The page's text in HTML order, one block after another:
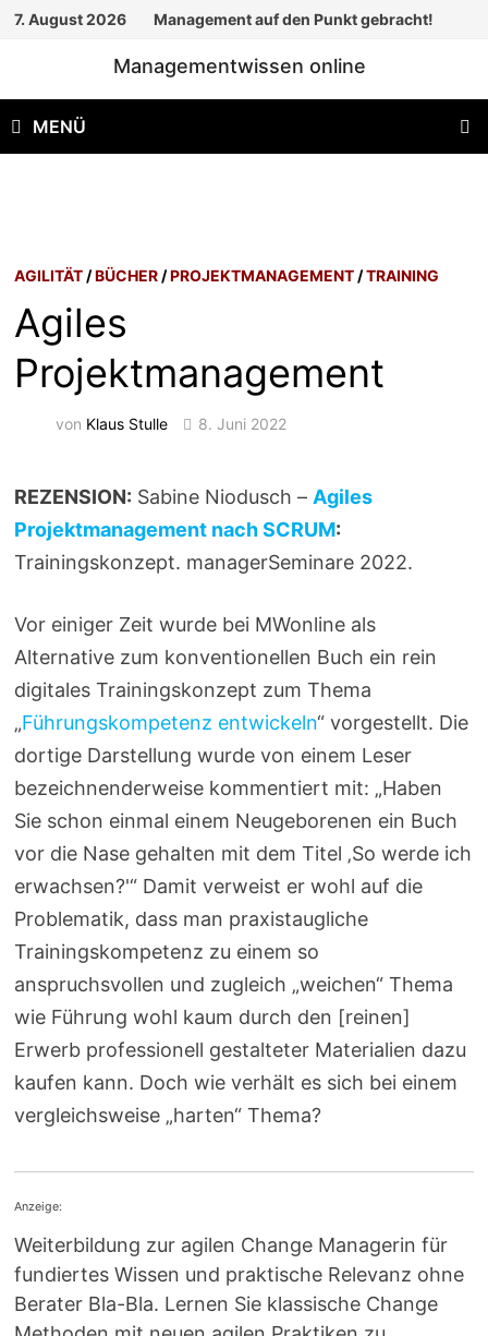
Zum
7. August 2026 Management auf den Punkt gebracht!
Managementwissen online
MENÜ
AGILITÄT /BÜCHER /PROJEKTMANAGEMENT /TRAINING
Agiles
Projektmanagement
von Klaus Stulle 8. Juni 2022
REZENSION: Sabine Niodusch – Agiles
Projektmanagement nach SCRUM:
Trainingskonzept. managerSeminare 2022.
Vor einiger Zeit wurde bei MWonline als
Alternative zum konventionellen Buch ein rein
digitales Trainingskonzept zum Thema
„Führungskompetenz entwickeln“ vorgestellt. Die
dortige Darstellung wurde von einem Leser
bezeichnenderweise kommentiert mit: „Haben
Sie schon einmal einem Neugeborenen ein Buch
vor die Nase gehalten mit dem Titel ‚So werde ich
erwachsen?'“ Damit verweist er wohl auf die
Problematik, dass man praxistaugliche
Trainingskompetenz zu einem so
anspruchsvollen und zugleich „weichen“ Thema
wie Führung wohl kaum durch den [reinen]
Erwerb professionell gestalteter Materialien dazu
kaufen kann. Doch wie verhält es sich bei einem
vergleichsweise „harten“ Thema?
Anzeige:
Weiterbildung zur agilen Change Managerin für
fundiertes Wissen und praktische Relevanz ohne
Berater Bla-Bla. Lernen Sie klassische Change